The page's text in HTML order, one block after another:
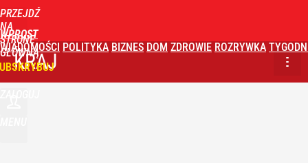
PRZEJDŹ
NA
STRONĘ
GŁÓWNĄ
WPROST
WIADOMOŚCI POLITYKA BIZNES DOM ZDROWIE ROZRYWKA
KRAJ